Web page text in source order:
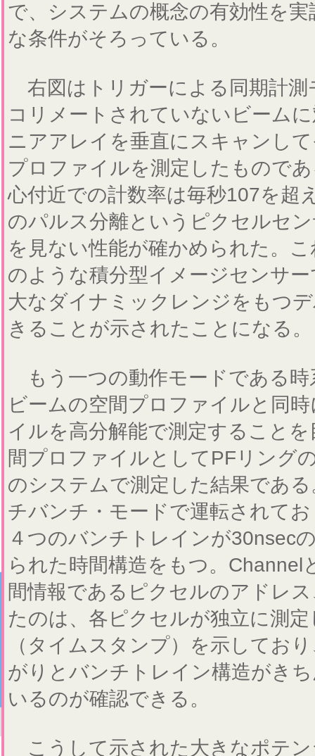
で、システムの概念の有効性を
な条件がそろっている。
右図はトリガーによる同期計測
コリメートされていないビーム
ニアアレイを垂直にスキャンし
プロファイルを測定したもので
心付近での計数率は毎秒107を超
のパルス分離というピクセルセ
を見ない性能が確かめられた。
のような積分型イメージセンサ
大なダイナミックレンジをもつ
きることが示されたことになる。
もう一つの動作モードである時
ビームの空間プロファイルと同
イルを高分解能で測定すること
間プロファイルとしてPFリング
のシステムで測定した結果であ
チバンチ・モードで運転されて
４つのバンチトレインが30nsec
られた時間構造をもつ。Channel
間情報であるピクセルのアドレ
たのは、各ピクセルが独立に測
（タイムスタンプ）を示してお
がりとバンチトレイン構造がき
いるのが確認できる。
こうして示された大きなポテ